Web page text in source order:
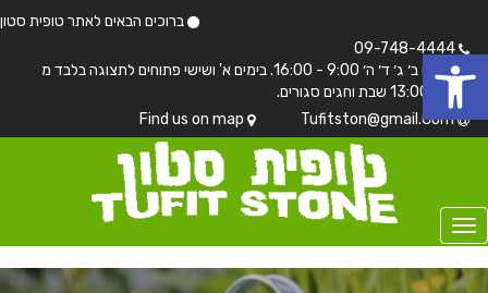
ברוכים הבאים לאתר טופית סטון
בימים ב׳ ג׳ ד׳ ה׳ 9:00 - 16:00. בימים א' ושישי פתוחים לתצוגה בלבד מ
7:00 - 13:00 שבת וחגים סגורים.
Tufitston@gmail.Com